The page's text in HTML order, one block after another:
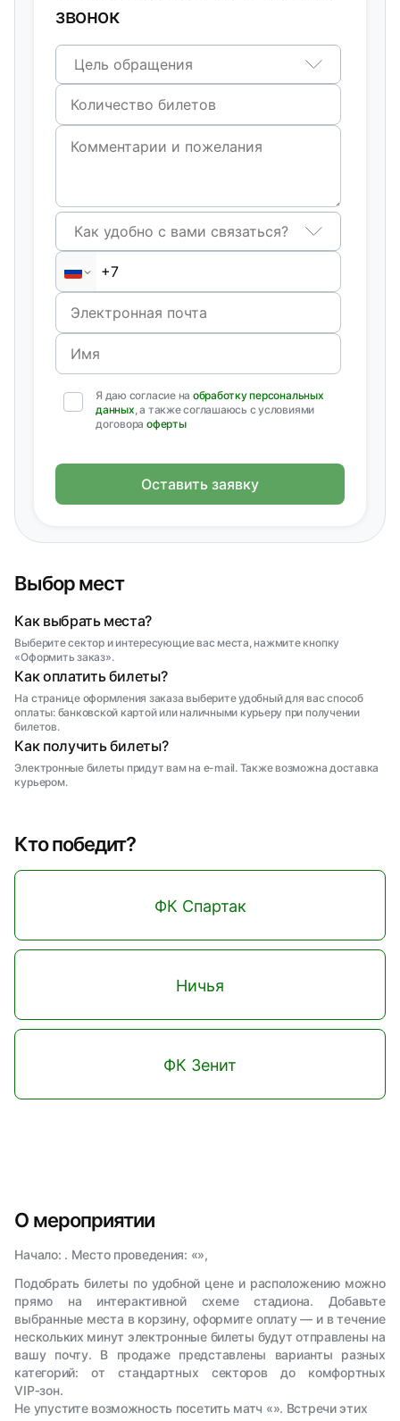
Выбор мест
Как выбрать места?
Выберите сектор и интересующие вас места, нажмите кнопку
«Оформить заказ».
Как оплатить билеты?
На странице оформления заказа выберите удобный для вас способ
оплаты: банковской картой или наличными курьеру при получении
билетов.
Как получить билеты?
Электронные билеты придут вам на e-mail. Также возможна доставка
курьером.
звонок
Цель обращения
Как удобно с вами связаться?
Я даю согласие на обработку персональных
данных, а также соглашаюсь с условиями
договора оферты
Оставить заявку
Кто победит?
ФК Спартак
Ничья
ФК Зенит
О мероприятии
Начало: . Место проведения: «»,
Подобрать билеты по удобной цене и расположению можно
прямо на интерактивной схеме стадиона. Добавьте
выбранные места в корзину, оформите оплату — и в течение
нескольких минут электронные билеты будут отправлены на
вашу почту. В продаже представлены варианты разных
категорий: от стандартных секторов до комфортных
VIP‑зон.
Не упустите возможность посетить матч «». Встречи этих